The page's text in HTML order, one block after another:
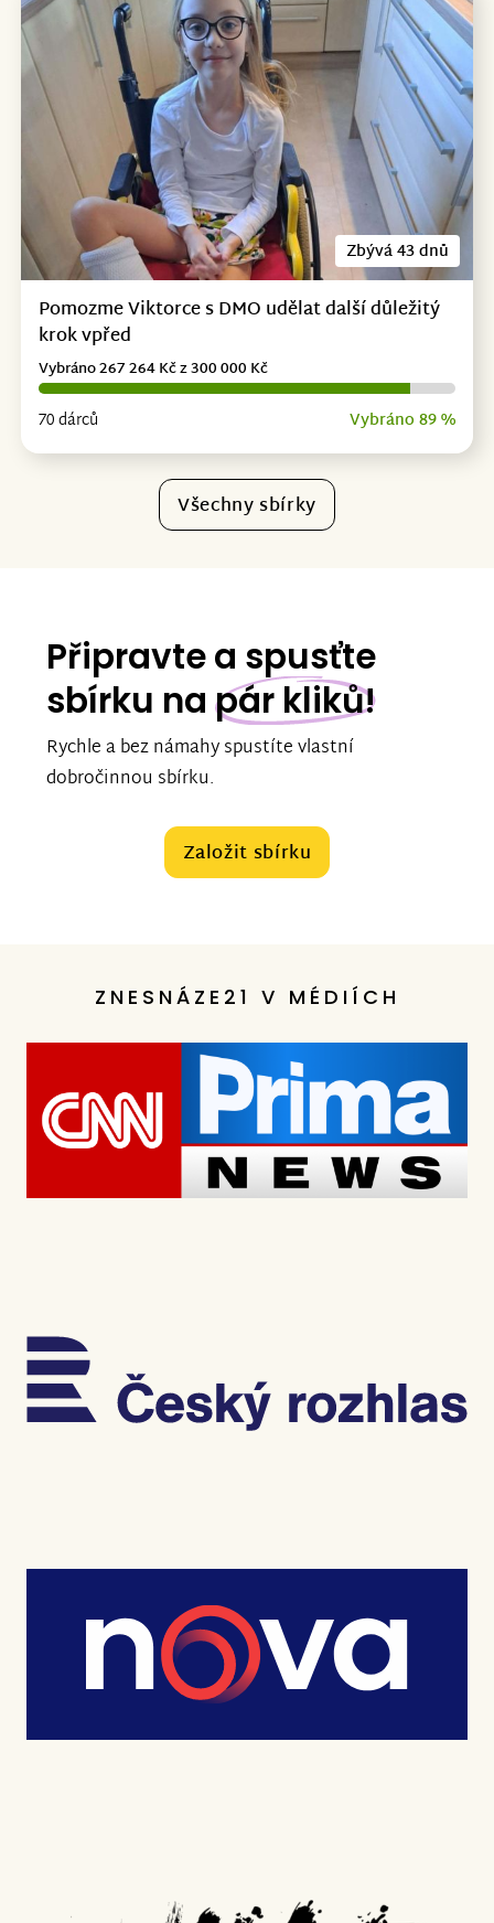
Zbývá 43 dnů
Pomozme Viktorce s DMO udělat další důležitý
krok vpřed
70 dárců Vybráno 89 %
Vybráno 267 264 Kč z 300 000 Kč
Všechny sbírky
Připravte a spusťte
sbírku na pár kliků!
Rychle a bez námahy spustíte vlastní
dobročinnou sbírku.
Založit sbírku
ZNESNÁZE21 V MÉDIÍCH